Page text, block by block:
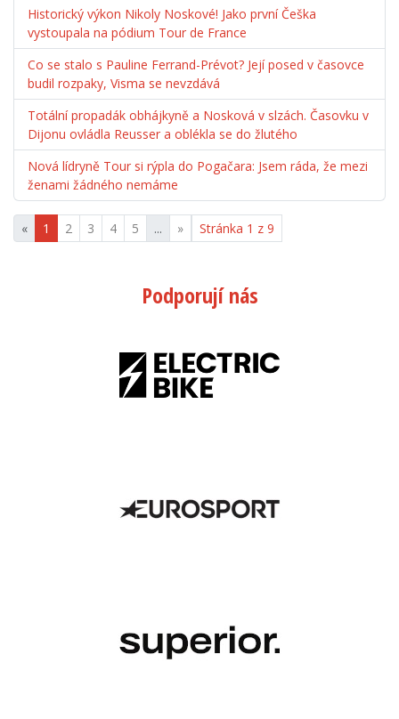
Historický výkon Nikoly Noskové! Jako první Češka
vystoupala na pódium Tour de France
Co se stalo s Pauline Ferrand-Prévot? Její posed v časovce
budil rozpaky, Visma se nevzdává
Totální propadák obhájkyně a Nosková v slzách. Časovku v
Dijonu ovládla Reusser a oblékla se do žlutého
Nová lídryně Tour si rýpla do Pogačara: Jsem ráda, že mezi
ženami žádného nemáme
« 1 2 3 4 5 ... » Stránka 1 z 9
Podporují nás